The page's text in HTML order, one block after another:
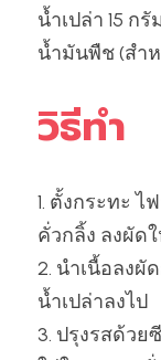
น้ำเปล่า 15 ก
น้ำมันพืช (สำห
วิธีทำ
1. ตั้งกระทะ
คั่วกลิ้ง ลงผัด
2. นำเนื้อลงผั
น้ำเปล่าลงไป
3. ปรุงรสด้ว